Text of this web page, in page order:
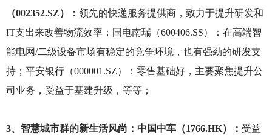
（002352.SZ）： 领先的快递服务提供商，致力于提升研发和
IT支出来改善物流效率；国电南瑞（600406.SS）：在高端智
能电网/二级设备市场有稳定的竞争环境，也有强劲的研发支
持；平安银行（000001.SZ）：零售基础好，主要聚焦提升公
司业务，受益于基建升级，等等；
3、智慧城市群的新生活风尚：中国中车（1766.HK）： 受益